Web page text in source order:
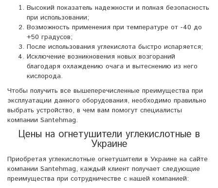
Высокий показатель надежности и полная безопасность
при использовании;
Возможность применения при температуре от -40 до
+50 градусов;
После использования углекислота быстро испаряется;
Исключение возникновения новых возгораний
благодаря охлаждению очага и вытеснению из него
кислорода.
Чтобы получить все вышеперечисленные преимущества при
эксплуатации данного оборудования, необходимо правильно
выбрать устройство, в чем вам помогут специалисты
компании Santehmag.
Цены на огнетушители углекислотные в
Украине
Приобретая углекислотные огнетушители в Украине на сайте
компании Santehmag, каждый клиент получает следующие
преимущества при сотрудничестве с нашей компанией: